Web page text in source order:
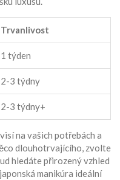
Trvanlivost
1 týden
2-3 týdny
2-3 týdny+
na vašich potřebách a
dlouhotrvajícího, zvolte
hledáte přirozený vzhled
manikúra ideální